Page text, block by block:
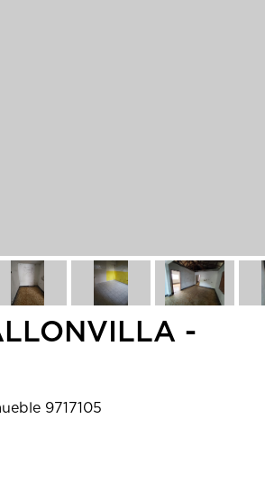
-
9717105